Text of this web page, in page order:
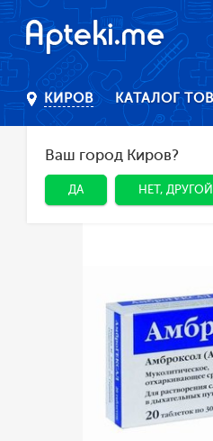
КИРОВ
Ваш город Киров?
ДА НЕТ, ДРУГОЙ
КАТАЛОГ
Главная Каталог